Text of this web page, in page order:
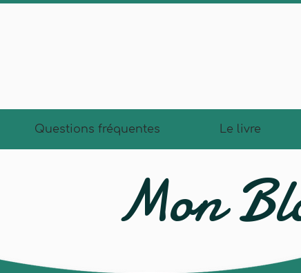
Questions fréquentes Le livre
Mon